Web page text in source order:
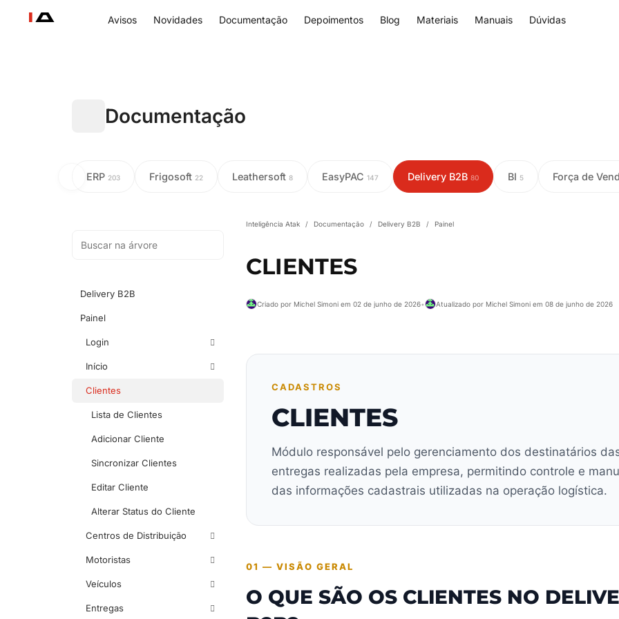
Avisos Novidades Documentação Depoimentos Blog Materiais Manuais Dúvidas
Documentação
ERP 203 Frigosoft 22 Leathersoft 8 EasyPAC 147 Delivery B2B 80 BI 5 Força de
Delivery B2B
Painel
Login
Início
Clientes
Lista de Clientes
Adicionar Cliente
Sincronizar Clientes
Editar Cliente
Alterar Status do Cliente
Centros de Distribuição
Motoristas
Veículos
Entregas
Inteligência Atak / Documentação / Delivery B2B / Painel
CLIENTES
Criado por Michel Simoni em 02 de junho de 2026• Atualizado por Michel Simoni em 08 de junho de 2026
CADASTROS
CLIENTES
Módulo responsável pelo gerenciamento dos destinatários
entregas realizadas pela empresa, permitindo controle e
das informações cadastrais utilizadas na operação logística.
01 — VISÃO GERAL
O QUE SÃO OS CLIENTES NO